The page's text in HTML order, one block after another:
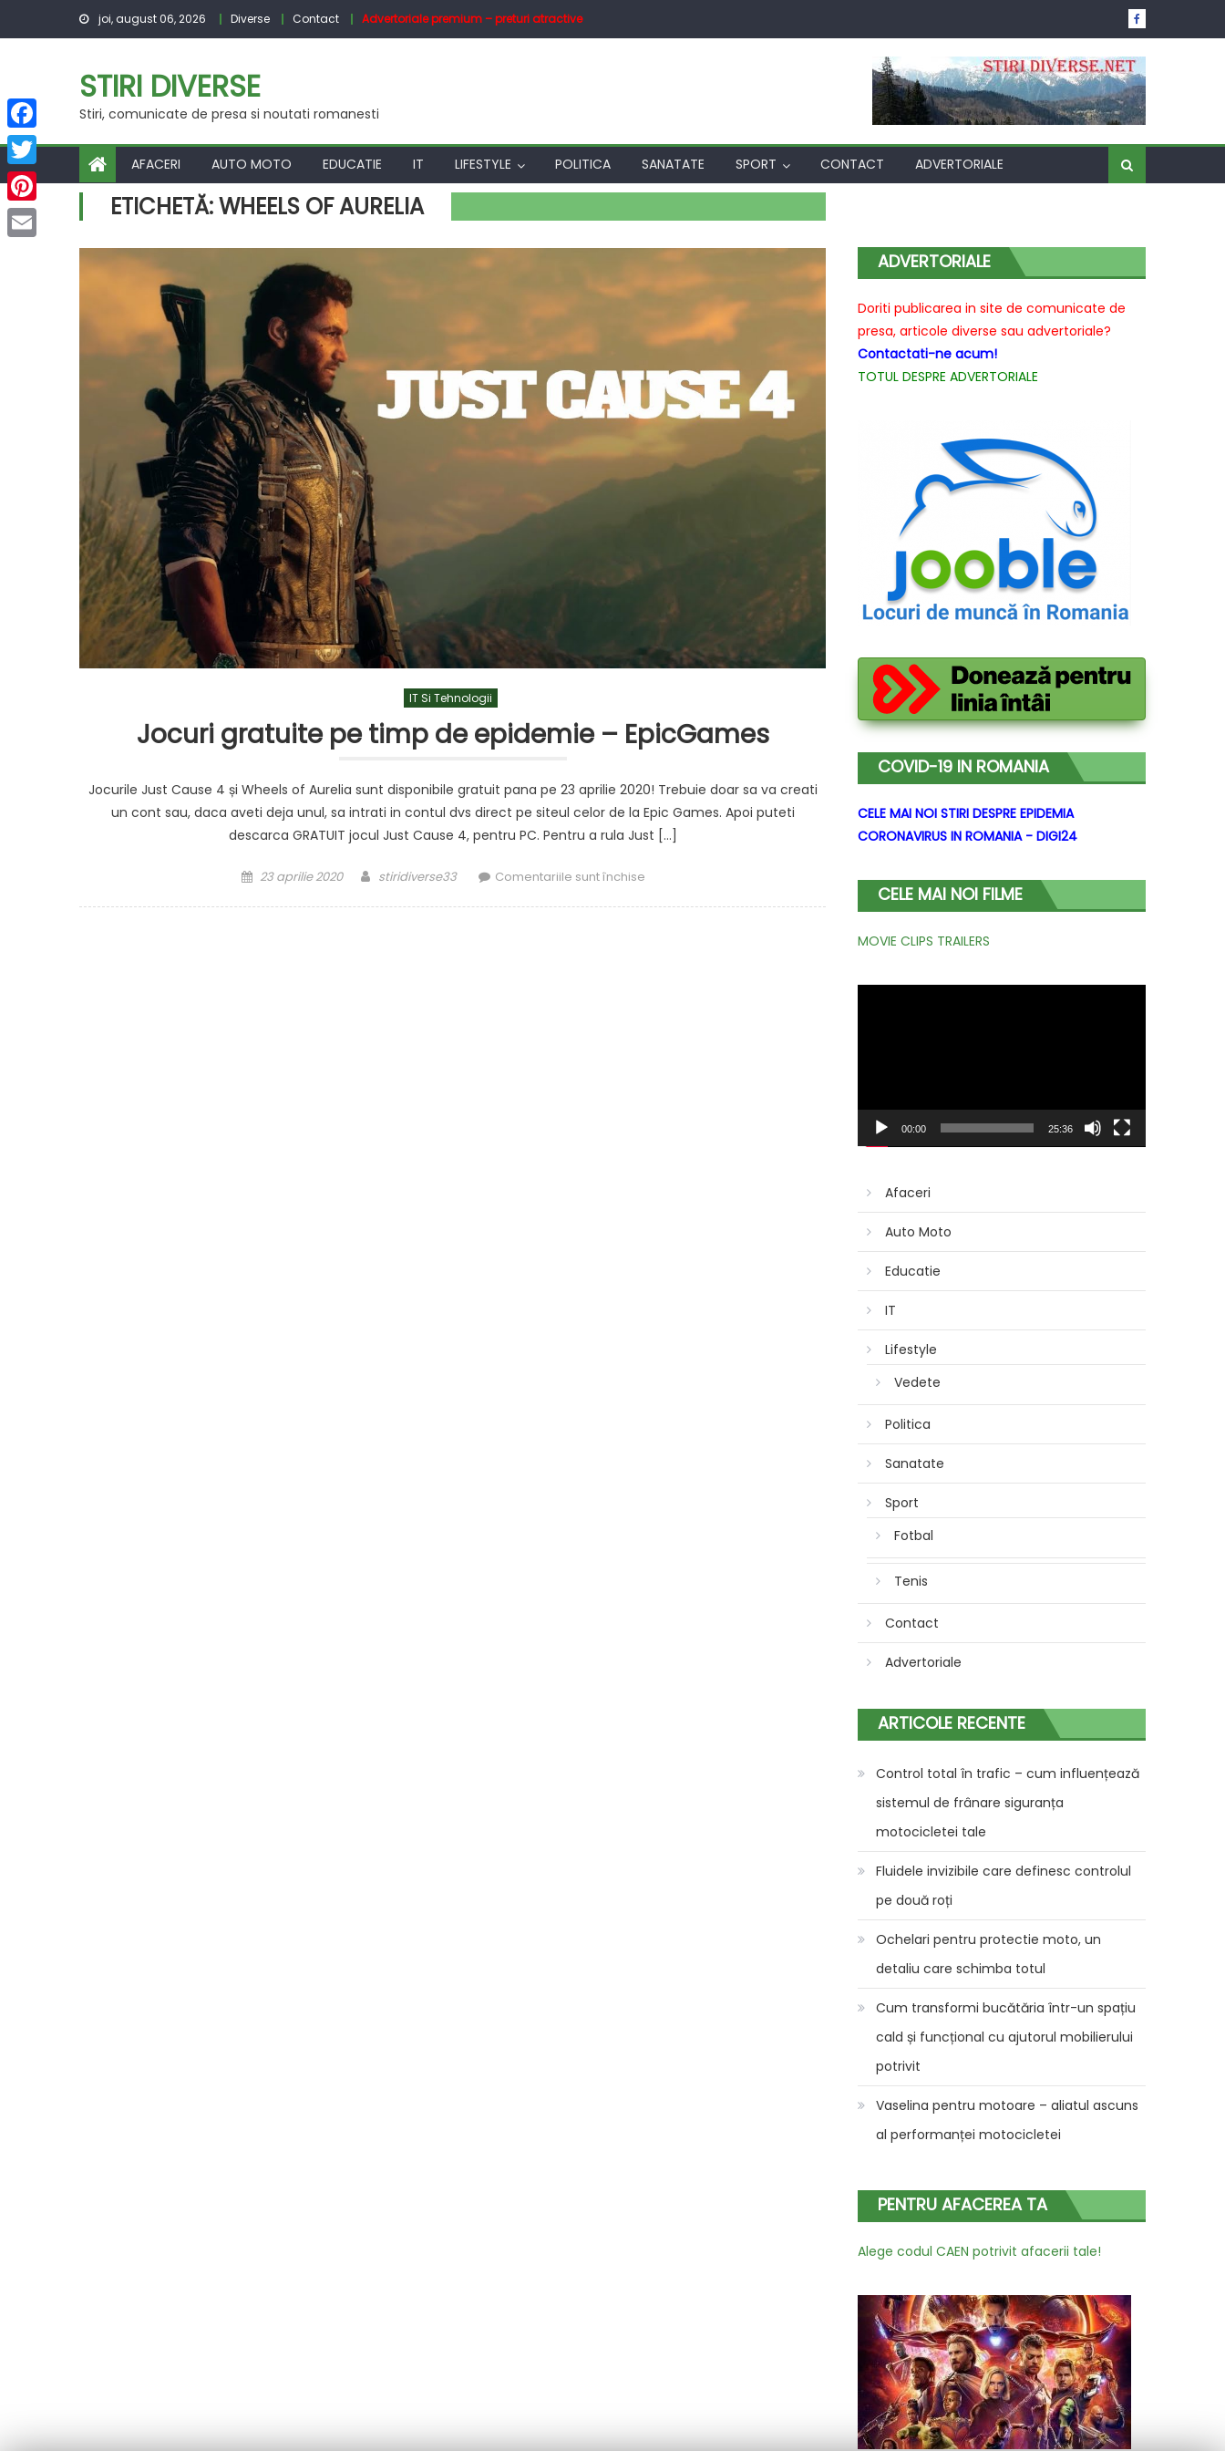
joi, august 06, 2026 Diverse Contact Advertoriale premium – preturi atractive
STIRI DIVERSE
Stiri, comunicate de presa si noutati romanesti
AFACERI AUTO MOTO EDUCATIE IT LIFESTYLE POLITICA SANATATE SPORT CONTACT ADVERTORIALE
ETICHETĂ:WHEELS OF AURELIA
IT Si Tehnologii
Jocuri gratuite pe timp de epidemie – EpicGames
Jocurile Just Cause 4 și Wheels of Aurelia sunt disponibile gratuit pana pe 23 aprilie 2020! Trebuie doar sa va creati
un cont sau, daca aveti deja unul, sa intrati in contul dvs direct pe siteul celor de la Epic Games. Apoi puteti
descarca GRATUIT jocul Just Cause 4, pentru PC. Pentru a rula Just […]
Posted
23 aprilie 2020 Author
stiridiverse33 Comentariile sunt închise
ADVERTORIALE
Doriti publicarea in site de comunicate de
presa, articole diverse sau advertoriale?
Contactati-ne acum!
TOTUL DESPRE ADVERTORIALE
COVID-19 IN ROMANIA
CELE MAI NOI STIRI DESPRE EPIDEMIA
CORONAVIRUS IN ROMANIA - DIGI24
CELE MAI NOI FILME
MOVIE CLIPS TRAILERS
00:00 25:36
Afaceri
Auto Moto
Educatie
IT
Lifestyle
Vedete
Politica
Sanatate
Sport
Fotbal
Tenis
Contact
Advertoriale
ARTICOLE RECENTE
Control total în trafic – cum influențează
sistemul de frânare siguranța
motocicletei tale
Fluidele invizibile care definesc controlul
pe două roți
Ochelari pentru protectie moto, un
detaliu care schimba totul
Cum transformi bucătăria într-un spațiu
cald și funcțional cu ajutorul mobilierului
potrivit
Vaselina pentru motoare – aliatul ascuns
al performanței motocicletei
PENTRU AFACEREA TA
Alege codul CAEN potrivit afacerii tale!
Facebook
Twitter
Pinterest